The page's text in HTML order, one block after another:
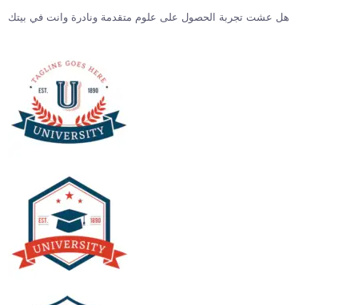
هل عشت تجربة الحصول على علوم متقدمة ونادرة وانت في بيتك